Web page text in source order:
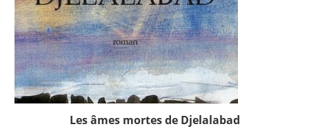
Les âmes mortes de Djelalabad